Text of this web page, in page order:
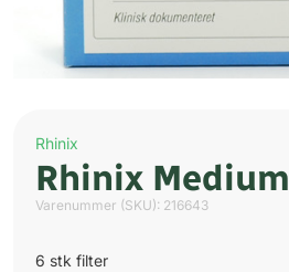
Rhinix
Rhinix Medium
Varenummer (SKU): 216643
6 stk filter